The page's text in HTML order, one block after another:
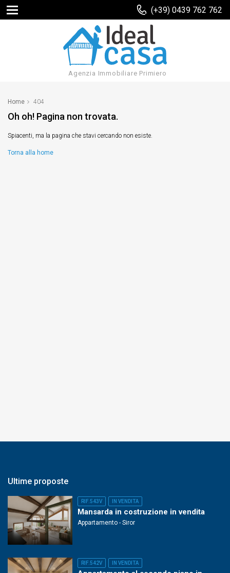
(+39) 0439 762 762
Agenzia Immobiliare Primiero
Home 404
Oh oh! Pagina non trovata.
Spiacenti, ma la pagina che stavi cercando non esiste.
Torna alla home
Ultime proposte
RIF.543V IN VENDITA
Mansarda in costruzione in vendita
Appartamento - Siror
RIF.542V IN VENDITA